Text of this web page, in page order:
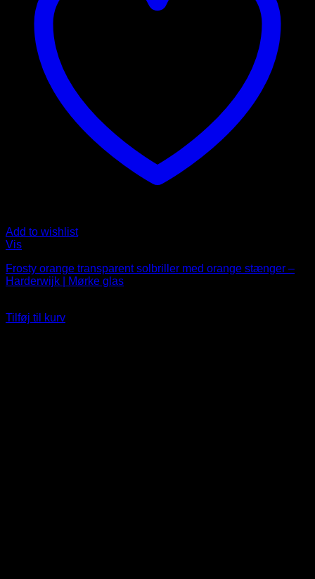
Add to wishlist
Vis
Frosty orange transparent solbriller med orange stænger –
Harderwijk | Mørke glas
Tilføj til kurv